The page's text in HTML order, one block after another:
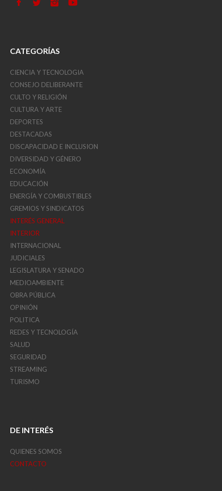
CATEGORÍAS
CIENCIA Y TECNOLOGIA
CONSEJO DELIBERANTE
CULTO Y RELIGIÓN
CULTURA Y ARTE
DEPORTES
DESTACADAS
DISCAPACIDAD E INCLUSION
DIVERSIDAD Y GÉNERO
ECONOMÍA
EDUCACIÓN
ENERGÍA Y COMBUSTIBLES
GREMIOS Y SINDICATOS
INTERÉS GENERAL
INTERIOR
INTERNACIONAL
JUDICIALES
LEGISLATURA Y SENADO
MEDIOAMBIENTE
OBRA PÚBLICA
OPINIÓN
POLITICA
REDES Y TECNOLOGÍA
SALUD
SEGURIDAD
STREAMING
TURISMO
DE INTERÉS
QUIENES SOMOS
CONTACTO